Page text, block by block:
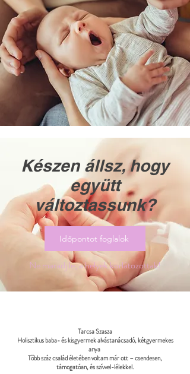
Készen állsz, hogy
együtt
változtassunk?
Időpontot foglalok
Ne maradj le, a helyek korlátozottak!
Tarcsa Szasza
Holisztikus baba- és kisgyermek alvástanácsadó, kétgyermekes
anya
Több száz család életében voltam már ott – csendesen,
támogatóan, és szívvel-lélekkel.